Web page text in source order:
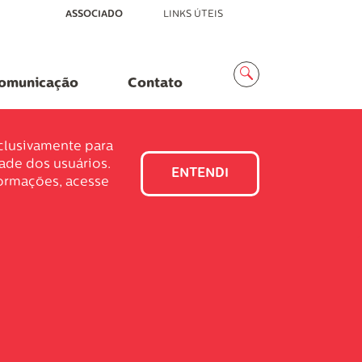
MenuASSOCIADO LINKS ÚTEIS
Contato
Busca
para
dos usuários.
acesse
ENTENDI